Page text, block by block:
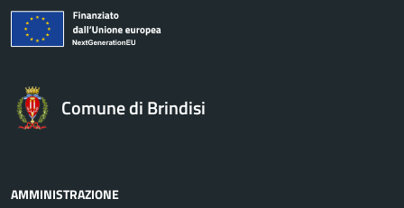
Comune di Brindisi
AMMINISTRAZIONE